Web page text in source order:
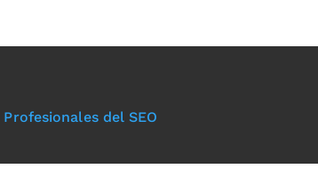
Profesionales del SEO